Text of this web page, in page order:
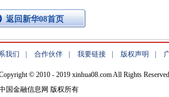
返回新华08首页
我们 合作伙伴 我要链接 版权声明
© 2010 - 2019 xinhua08.com All Rights
国金融信息网 版权所有